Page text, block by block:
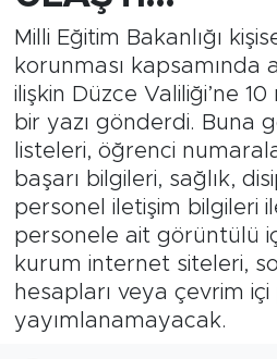
Milli Eğitim Bakanlığı
korunması kapsamında
ilişkin Düzce Valiliği’ne
bir yazı gönderdi. Buna
listeleri, öğrenci
başarı bilgileri, sağlık,
personel iletişim bilgileri
personele ait görüntülü
kurum internet siteleri,
hesapları veya çevrim
yayımlanamayacak.
Siyaset
Yerel Haber
Öncü Radyo Dinle
Öncü TV İzle
Süper Lig Puan
Tüm Manşetler
Son Dakika Haberleri
Haber Arşivi